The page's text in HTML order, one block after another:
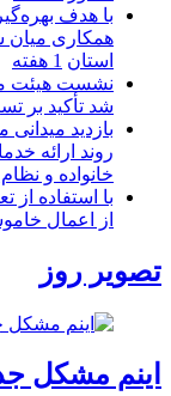
با هدف
همكاری میان
استان 1 هفته
نشست هیئت
شد تأکید بر
بازدید
روند ارائه
خانواده و
از اعمال
تصویر روز
اینم مشکل